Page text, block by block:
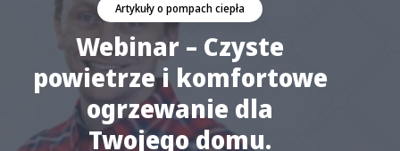
Artykuły o pompach ciepła
Webinar – Czyste
powietrze i komfortowe
ogrzewanie dla
Twojego domu.